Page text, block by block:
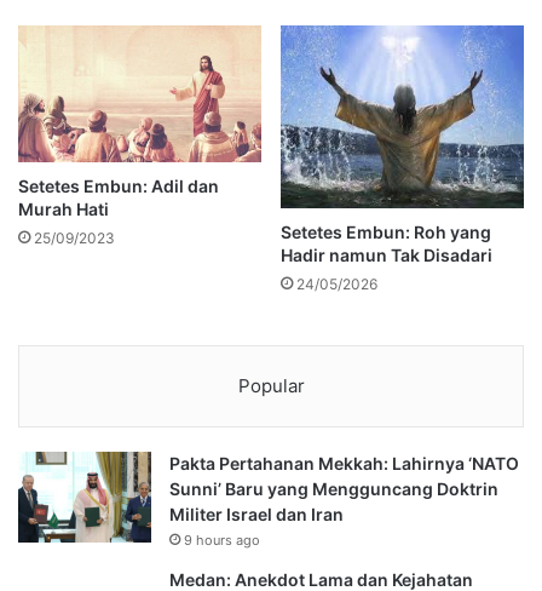
Setetes Embun: Adil dan
Murah Hati
25/09/2023
Setetes Embun: Roh yang
Hadir namun Tak Disadari
24/05/2026
Popular
Pakta Pertahanan Mekkah: Lahirnya ‘NATO
Sunni’ Baru yang Mengguncang Doktrin
Militer Israel dan Iran
9 hours ago
Medan: Anekdot Lama dan Kejahatan